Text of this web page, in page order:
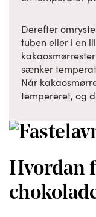
Derefter
tuben eller i en
sænker
Når
tempereret, og
Hvordan